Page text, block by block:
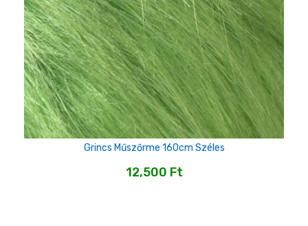
Grincs Műszőrme 160cm Széles
12,500 Ft